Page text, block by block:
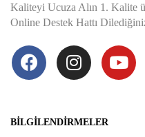
Kaliteyi Ucuza Alın 1. Kalite
Online Destek Hattı
BILGILENDIRMELER